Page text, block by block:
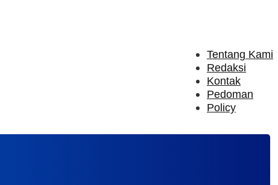
Tentang Kami
Redaksi
Kontak
Pedoman
Policy